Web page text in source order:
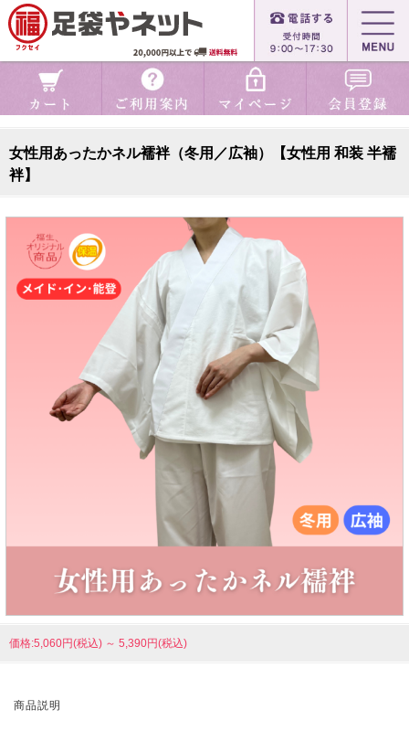
女性用あったかネル襦袢（冬用／広袖）【女性用 和装 半襦
袢】
価格:5,060円(税込) ～ 5,390円(税込)
商品説明